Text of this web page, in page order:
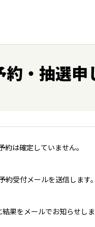
・抽選申
は確定していません。
受付メールを送信します。
果をメールでお知らせしま